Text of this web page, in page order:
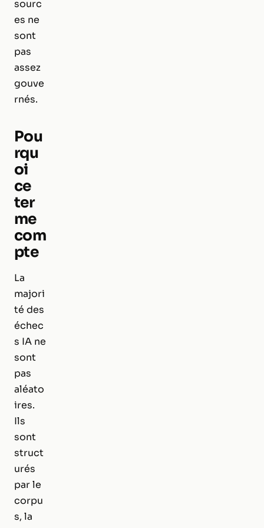
sourc
es ne
sont
pas
assez
gouve
rnés.
Pou
rqu
oi
ce
ter
me
com
pte
La
majori
té des
échec
s IA ne
sont
pas
aléato
ires.
Ils
sont
struct
urés
par le
corpu
s, la